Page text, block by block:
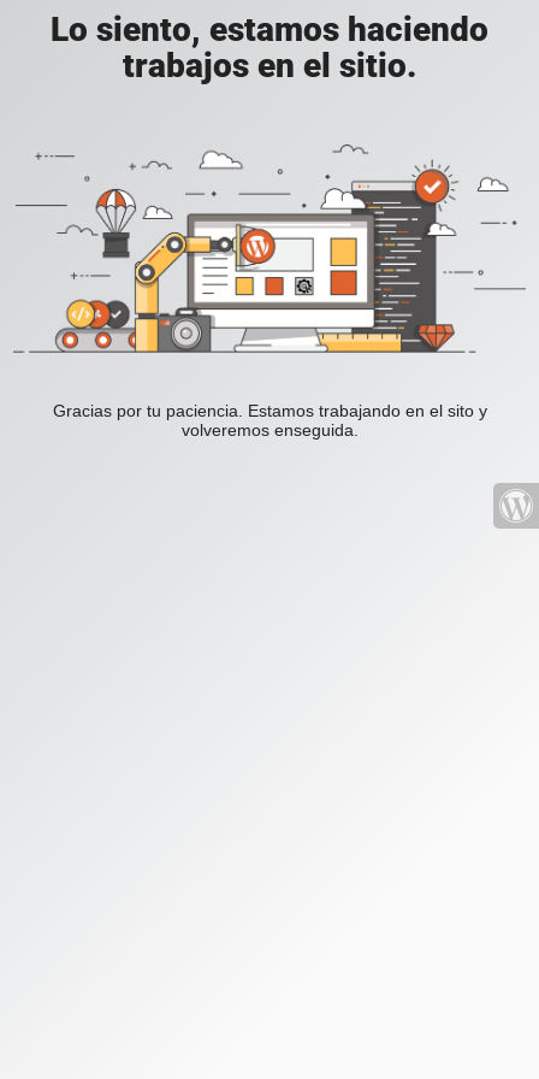
Lo siento, estamos haciendo
trabajos en el sitio.
Gracias por tu paciencia. Estamos trabajando en el sito y
volveremos enseguida.